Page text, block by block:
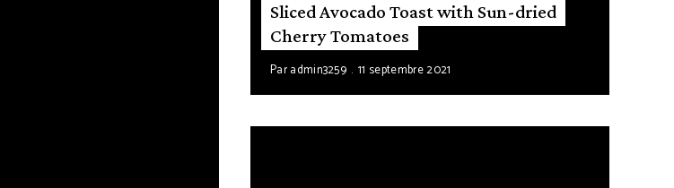
Sliced Avocado Toast with Sun-dried
Cherry Tomatoes
Paradmin3259 11 septembre 2021